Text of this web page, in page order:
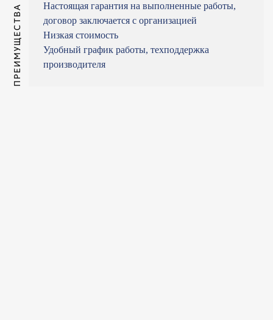
ПРЕИМУЩЕСТВА
Настоящая гарантия на выполненные работы,
договор заключается с организацией
Низкая стоимость
Удобный график работы, техподдержка
производителя